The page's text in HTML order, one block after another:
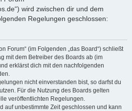
wird zwischen dir und dem
Regelungen geschlossen:
Forum“ (im Folgenden „das Board“) schließt
mit dem Betreiber des Boards ab (im
erklärst dich mit den nachfolgenden
nicht einverstanden bist, so darfst du
Für die Nutzung des Boards gelten
veröffentlichten Regelungen.
auf unbestimmte Zeit geschlossen und kann